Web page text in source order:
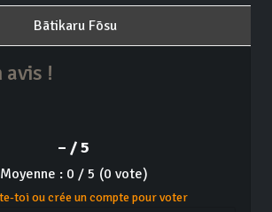
Bātikaru Fōsu
avis !
– / 5
Moyenne : 0 / 5 (0 vote)
toi ou crée un compte pour voter